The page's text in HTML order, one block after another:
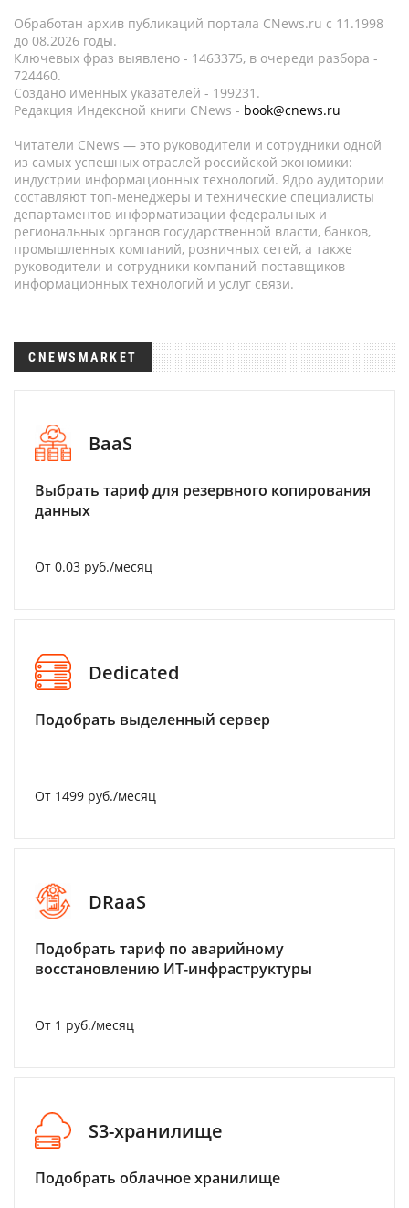
Обработан архив публикаций портала CNews.ru c 11.1998
до 08.2026 годы.
Ключевых фраз выявлено - 1463375, в очереди разбора -
724460.
Создано именных указателей - 199231.
Редакция Индексной книги CNews - book@cnews.ru
Читатели CNews — это руководители и сотрудники одной
из самых успешных отраслей российской экономики:
индустрии информационных технологий. Ядро аудитории
составляют топ-менеджеры и технические специалисты
департаментов информатизации федеральных и
региональных органов государственной власти, банков,
промышленных компаний, розничных сетей, а также
руководители и сотрудники компаний-поставщиков
информационных технологий и услуг связи.
CNEWSMARKET
BaaS
Выбрать тариф для резервного копирования
данных
От 0.03 руб./месяц
Dedicated
Подобрать выделенный сервер
От 1499 руб./месяц
DRaaS
Подобрать тариф по аварийному
восстановлению ИТ-инфраструктуры
От 1 руб./месяц
S3-хранилище
Подобрать облачное хранилище